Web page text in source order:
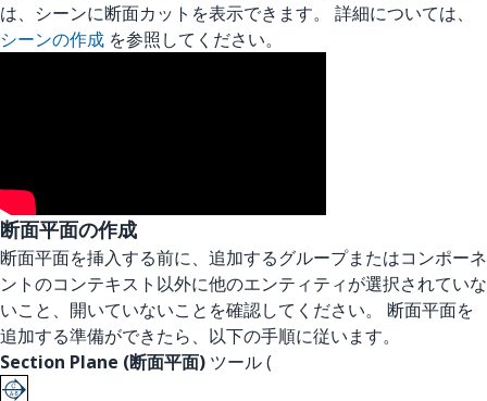
は、シーンに断面カットを表示できます。 詳細については、
シーンの作成 を参照してください。
断面平面の作成
断面平面を挿入する前に、追加するグループまたはコンポーネ
ントのコンテキスト以外に他のエンティティが選択されていな
いこと、開いていないことを確認してください。 断面平面を
追加する準備ができたら、以下の手順に従います。
Section Plane (断面平面) ツール (